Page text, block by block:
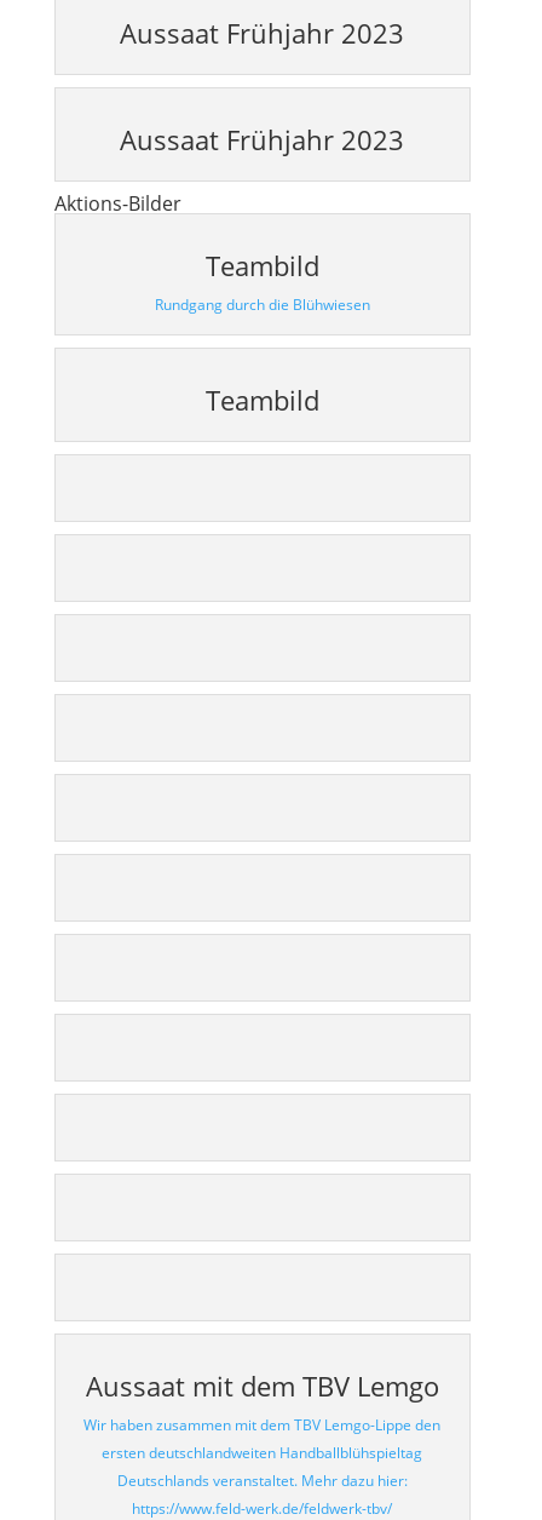
Aussaat Frühjahr 2023
Aussaat Frühjahr 2023
Aktions-Bilder
Teambild
Rundgang durch die Blühwiesen
Teambild
Aussaat mit dem TBV Lemgo
Wir haben zusammen mit dem TBV Lemgo-Lippe den
ersten deutschlandweiten Handballblühspieltag
Deutschlands veranstaltet. Mehr dazu hier:
https://www.feld-werk.de/feldwerk-tbv/